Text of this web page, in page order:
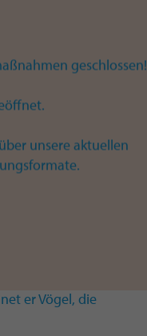
kleine
– kreative
er Vögel, die
geschlossen!
unsere aktuellen